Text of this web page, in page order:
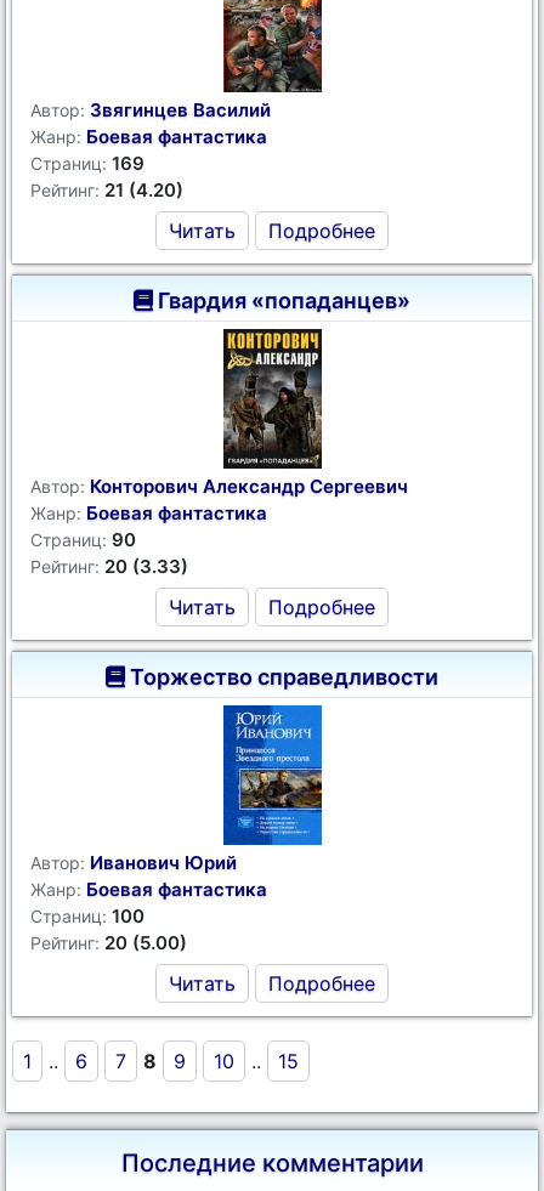
Автор: Звягинцев Василий
Жанр: Боевая фантастика
Страниц: 169
Рейтинг: 21 (4.20)
Читать Подробнее
Гвардия «попаданцев»
Автор: Конторович Александр Сергеевич
Жанр: Боевая фантастика
Страниц: 90
Рейтинг: 20 (3.33)
Читать Подробнее
Торжество справедливости
Автор: Иванович Юрий
Жанр: Боевая фантастика
Страниц: 100
Рейтинг: 20 (5.00)
Читать Подробнее
1 .. 6 7 8 9 10 .. 15
Последние комментарии